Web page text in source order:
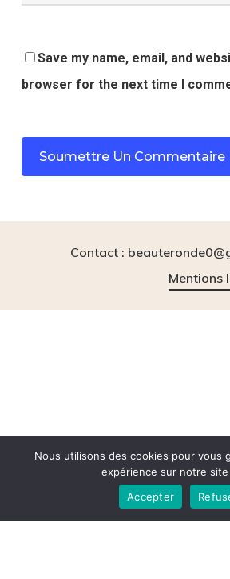
Save my name, email, and
browser for the next time I
Contact :
Mentions
instagram tiktok
Nous utilisons des cookies pour vous
expérience sur notre
Accepter